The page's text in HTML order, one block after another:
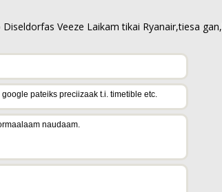
Veeze Laikam tikai Ryanair,tiesa
pateiks preciizaak t.i. timetible etc.
naudaam.